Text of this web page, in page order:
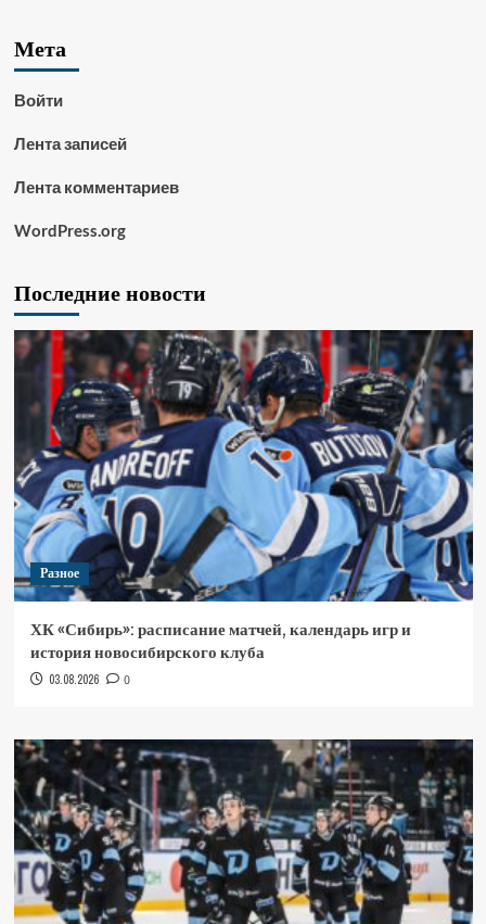
Мета
Войти
Лента записей
Лента комментариев
WordPress.org
Последние новости
Разное
ХК «Сибирь»: расписание матчей, календарь игр и
история новосибирского клуба
03.08.2026 0